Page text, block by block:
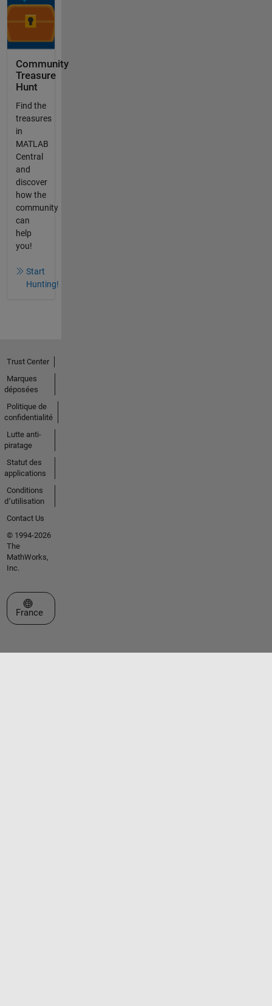
Community
Treasure
Hunt
Find the
treasures
in
MATLAB
Central
and
discover
how the
community
can
help
you!
Start
Hunting!
Trust Center
Marques
déposées
Politique de
confidentialité
Lutte anti-
piratage
Statut des
applications
Conditions
d՚utilisation
Contact Us
© 1994-2026
The
MathWorks,
Inc.
Sélectionner un site web
France